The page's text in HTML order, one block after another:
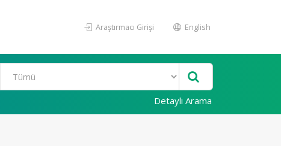
Araştırmacı Girişi English
Detaylı Arama